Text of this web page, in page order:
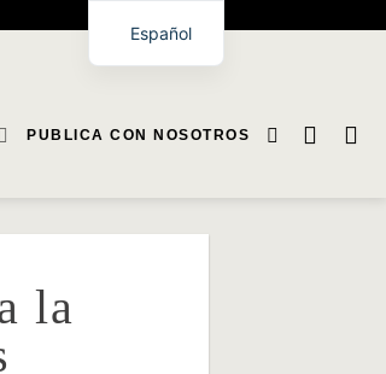
PUBLICA CON NOSOTROS
la
Español